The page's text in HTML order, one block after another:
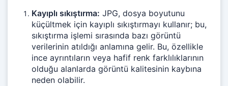
Kayıplı sıkıştırma: JPG, dosya boyutunu
küçültmek için kayıplı sıkıştırmayı kullanır; bu,
sıkıştırma işlemi sırasında bazı görüntü
verilerinin atıldığı anlamına gelir. Bu, özellikle
ince ayrıntıların veya hafif renk farklılıklarının
olduğu alanlarda görüntü kalitesinin kaybına
neden olabilir.